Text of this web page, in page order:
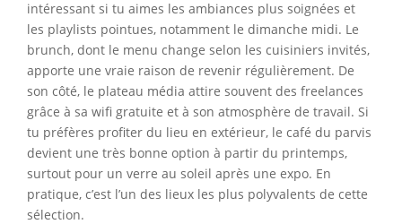
intéressant si tu aimes les ambiances plus soignées et
les playlists pointues, notamment le dimanche midi. Le
brunch, dont le menu change selon les cuisiniers invités,
apporte une vraie raison de revenir régulièrement. De
son côté, le plateau média attire souvent des freelances
grâce à sa wifi gratuite et à son atmosphère de travail. Si
tu préfères profiter du lieu en extérieur, le café du parvis
devient une très bonne option à partir du printemps,
surtout pour un verre au soleil après une expo. En
pratique, c’est l’un des lieux les plus polyvalents de cette
sélection.